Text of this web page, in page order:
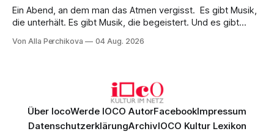
Ein Abend, an dem man das Atmen vergisst. Es gibt Musik,
die unterhält. Es gibt Musik, die begeistert. Und es gibt
Genau so war der Abend im Kurhaus Wiesbaden, an dem
Von Alla Perchikova 04 Aug. 2026
Über IocoWerde IOCO AutorFacebookImpressum
DatenschutzerklärungArchivIOCO Kultur Lexikon